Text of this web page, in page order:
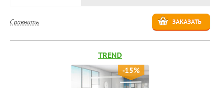
ЗАКАЗАТЬ
Сравнить
TREND
-15%